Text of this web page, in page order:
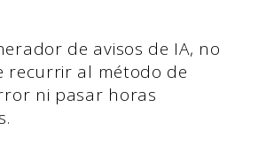
de avisos de IA, no
recurrir al método de
ni pasar horas